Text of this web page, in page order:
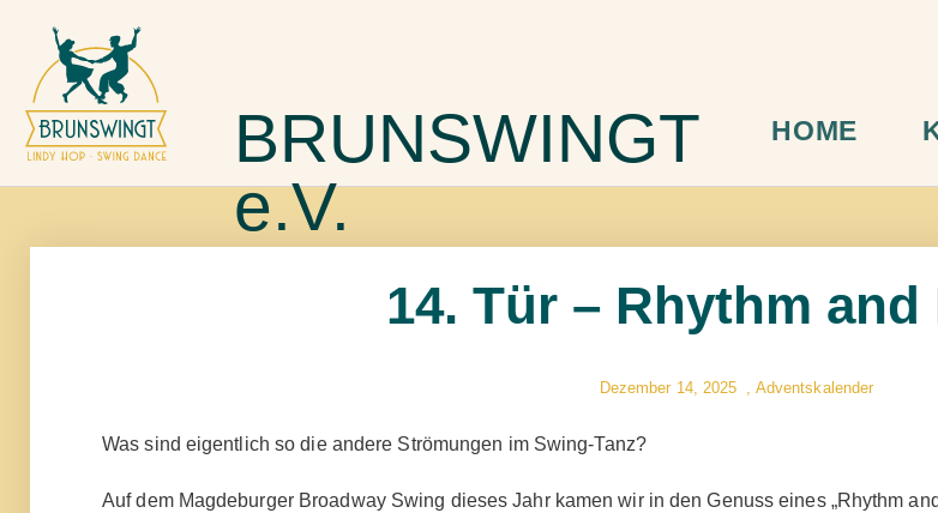
BRUNSWINGT
e.V.
HOME
14. Tür – Rhythm and
Dezember 14, 2025 , Adventskalender
Was sind eigentlich so die andere Strömungen im Swing-Tanz?
Auf dem Magdeburger Broadway Swing dieses Jahr kamen wir in den Genuss eines „Rhythm